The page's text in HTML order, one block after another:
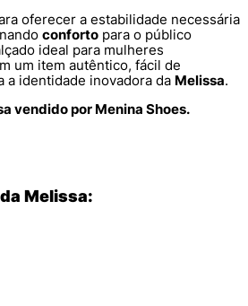
oferecer a estabilidade necessária
conforto para o público
ideal para mulheres
um item autêntico, fácil de
a identidade inovadora da Melissa.
vendido por Menina Shoes.
Melissa: